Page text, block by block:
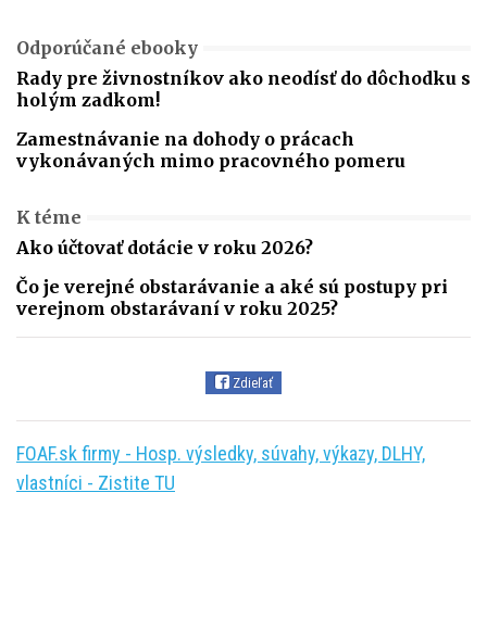
Odporúčané ebooky
Rady pre živnostníkov ako neodísť do dôchodku s
holým zadkom!
Zamestnávanie na dohody o prácach
vykonávaných mimo pracovného pomeru
K téme
Ako účtovať dotácie v roku 2026?
Čo je verejné obstarávanie a aké sú postupy pri
verejnom obstarávaní v roku 2025?
Zdieľať
FOAF.sk firmy - Hosp. výsledky, súvahy, výkazy, DLHY,
vlastníci - Zistite TU